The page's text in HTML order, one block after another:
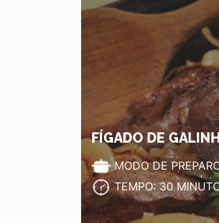
FÍGADO DE
MODO DE
TEMPO: 30